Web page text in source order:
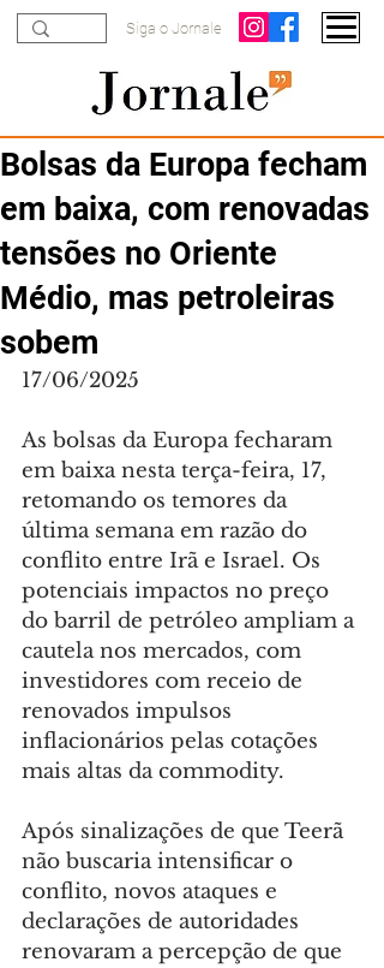
Siga o Jornale
Bolsas da Europa fecham
em baixa, com renovadas
tensões no Oriente
Médio, mas petroleiras
sobem
17/06/2025
As bolsas da Europa fecharam
em baixa nesta terça-feira, 17,
retomando os temores da
última semana em razão do
conflito entre Irã e Israel. Os
potenciais impactos no preço
do barril de petróleo ampliam a
cautela nos mercados, com
investidores com receio de
renovados impulsos
inflacionários pelas cotações
mais altas da commodity.
Após sinalizações de que Teerã
não buscaria intensificar o
conflito, novos ataques e
declarações de autoridades
renovaram a percepção de que